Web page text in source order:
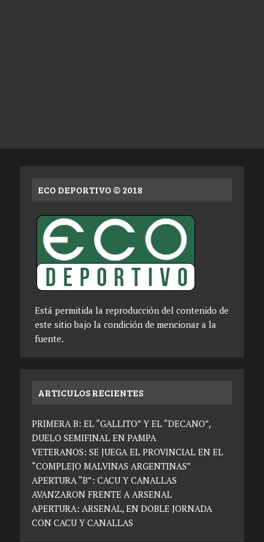
ECO DEPORTIVO © 2018
Está permitida la reproducción del contenido de
este sitio bajo la condición de mencionar a la
fuente.
ARTICULOS RECIENTES
PRIMERA B: EL “GALLITO” Y EL “DECANO”,
DUELO SEMIFINAL EN PAMPA
VETERANOS: SE JUEGA EL PROVINCIAL EN EL
“COMPLEJO MALVINAS ARGENTINAS”
APERTURA “B”: CACU Y CANALLAS
AVANZARON FRENTE A ARSENAL
APERTURA: ARSENAL, EN DOBLE JORNADA
CON CACU Y CANALLAS